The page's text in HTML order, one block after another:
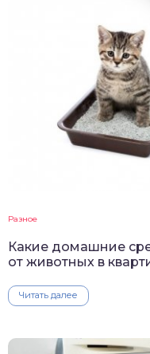
Разное
Какие домашние
от животных в
Читать далее